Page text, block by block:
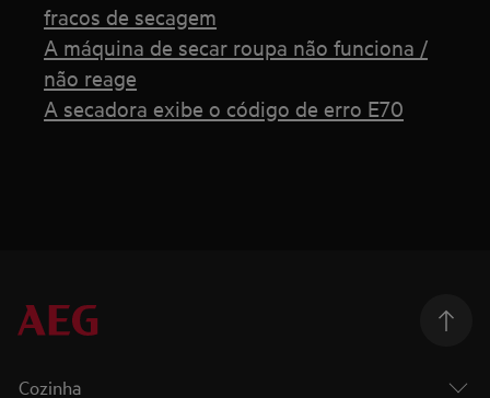
fracos de secagem
A máquina de secar roupa não funciona /
não reage
A secadora exibe o código de erro E70
Cozinha